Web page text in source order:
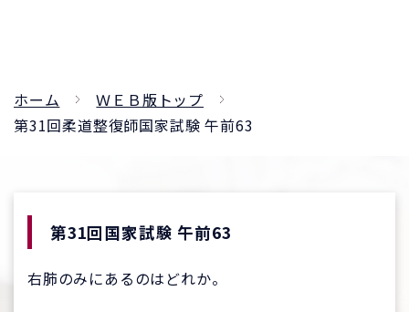
ホーム
ＷＥＢ版トップ
第31回柔道整復師国家試験 午前63
第31回国家試験 午前63
右肺のみにあるのはどれか。